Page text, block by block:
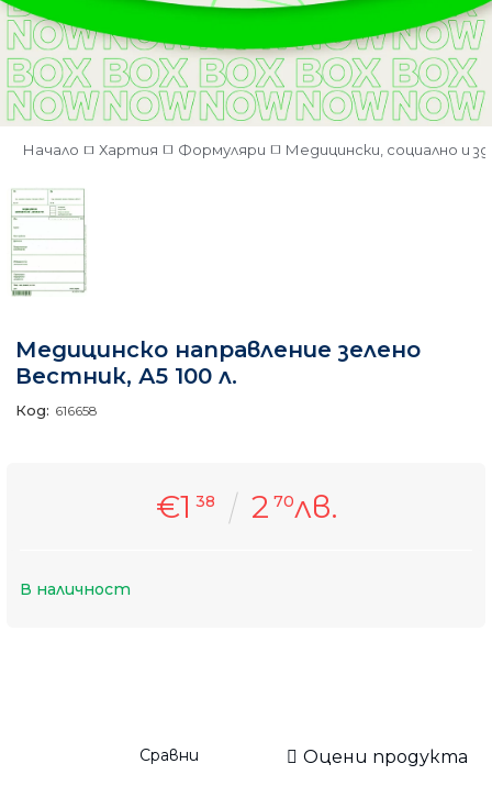
Начало Хартия Формуляри Медицински, социално и
Медицинско направление зелено
Вестник, А5 100 л.
Код: 616658
€1 38 2 70лв.
В наличност
Сравни Оцени продукта